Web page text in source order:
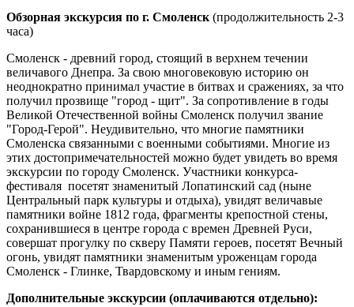
Обзорная экскурсия по г. Смоленск (продолжительность 2-3
часа)
Смоленск - древний город, стоящий в верхнем течении
величавого Днепра. За свою многовековую историю он
неоднократно принимал участие в битвах и сражениях, за что
получил прозвище "город - щит". За сопротивление в годы
Великой Отечественной войны Смоленск получил звание
"Город-Герой". Неудивительно, что многие памятники
Смоленска связанными с военными событиями. Многие из
этих достопримечательностей можно будет увидеть во время
экскурсии по городу Смоленск. Участники конкурса-
фестиваля посетят знаменитый Лопатинский сад (ныне
Центральный парк культуры и отдыха), увидят величавые
памятники войне 1812 года, фрагменты крепостной стены,
сохранившиеся в центре города с времен Древней Руси,
совершат прогулку по скверу Памяти героев, посетят Вечный
огонь, увидят памятники знаменитым уроженцам города
Смоленск - Глинке, Твардовскому и иным гениям.
Дополнительные экскурсии (оплачиваются отдельно):